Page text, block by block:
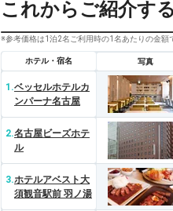
これからご紹介す
※参考価格は1泊2名ご利用時の1名あたりの金額
ホテル・宿名 写真
1.ベッセルホテルカ
ンパーナ名古屋
2.名古屋ビーズホテ
ル
3.ホテルアベスト大
須観音駅前 羽ノ湯